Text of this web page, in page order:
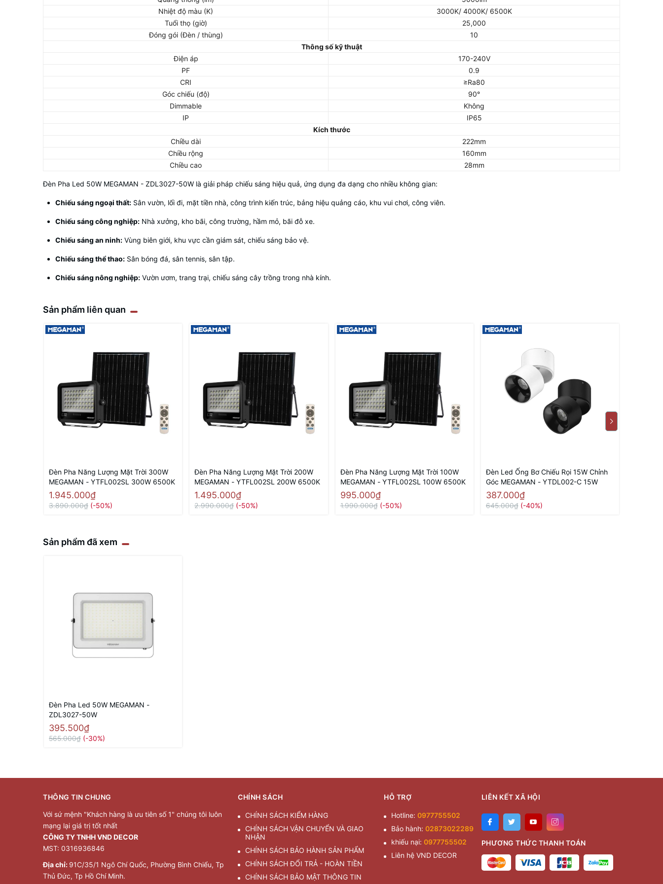
Nhiệt độ màu (K)
3000K/ 4000K/ 6500K
Tuổi thọ (giờ)
25,000
Đóng gói (Đèn / thùng)
10
Thông số kỹ thuật
Điện áp
170-240V
PF
0.9
CRI
≥Ra80
Góc chiếu (độ)
90°
Dimmable
Không
IP
IP65
Kích thước
Chiều dài
222mm
Chiều rộng
160mm
Chiều cao
28mm
Đèn Pha Led 50W MEGAMAN - ZDL3027-50W là giải pháp chiếu sáng hiệu quả, ứng dụng đa dạng cho nhiều không gian:
Chiếu sáng ngoại thất: Sân vườn, lối đi, mặt tiền nhà, công trình kiến trúc, bảng hiệu quảng cáo, khu vui chơi, công viên.
Chiếu sáng công nghiệp: Nhà xưởng, kho bãi, công trường, hầm mỏ, bãi đỗ xe.
Chiếu sáng an ninh: Vùng biên giới, khu vực cần giám sát, chiếu sáng bảo vệ.
Chiếu sáng thể thao: Sân bóng đá, sân tennis, sân tập.
Chiếu sáng nông nghiệp: Vườn ươm, trang trại, chiếu sáng cây trồng trong nhà kính.
Sản phẩm liên quan
Đèn Pha Năng Lượng Mặt Trời 300W
MEGAMAN - YTFL002SL 300W 6500K
1.945.000₫
3.890.000₫ (-50%)
Đèn Pha Năng Lượng Mặt Trời 200W
MEGAMAN - YTFL002SL 200W 6500K
1.495.000₫
2.990.000₫ (-50%)
Đèn Pha Năng Lượng Mặt Trời 100W
MEGAMAN - YTFL002SL 100W 6500K
995.000₫
1.990.000₫ (-50%)
Đèn Led Ống Bơ Chiếu Rọi 15W Chỉnh
Góc MEGAMAN - YTDL002-C 15W
387.000₫
645.000₫ (-40%)
Sản phẩm đã xem
Đèn Pha Led 50W MEGAMAN -
ZDL3027-50W
395.500₫
565.000₫ (-30%)
THÔNG TIN CHUNG
Với sứ mệnh "Khách hàng là ưu tiên số 1" chúng tôi luôn
mạng lại giá trị tốt nhất
CÔNG TY TNHH VND DECOR
MST: 0316936846
Địa chỉ: 91C/35/1 Ngô Chí Quốc, Phường Bình Chiểu, Tp
Thủ Đức, Tp Hồ Chí Minh.
CHÍNH SÁCH
CHÍNH SÁCH KIỂM HÀNG
CHÍNH SÁCH VẬN CHUYỂN VÀ GIAO
NHẬN
CHÍNH SÁCH BẢO HÀNH SẢN PHẨM
CHÍNH SÁCH ĐỔI TRẢ - HOÀN TIỀN
CHÍNH SÁCH BẢO MẬT THÔNG TIN
HỖ TRỢ
Hotline: 0977755502
Bảo hành: 02873022289
khiếu nại: 0977755502
Liên hệ VND DECOR
LIÊN KẾT XÃ HỘI
PHƯƠNG THỨC THANH TOÁN